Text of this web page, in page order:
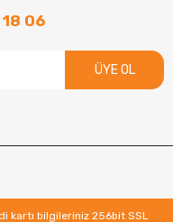
06
ÜYE OL
kartı bilgileriniz 256bit SSL